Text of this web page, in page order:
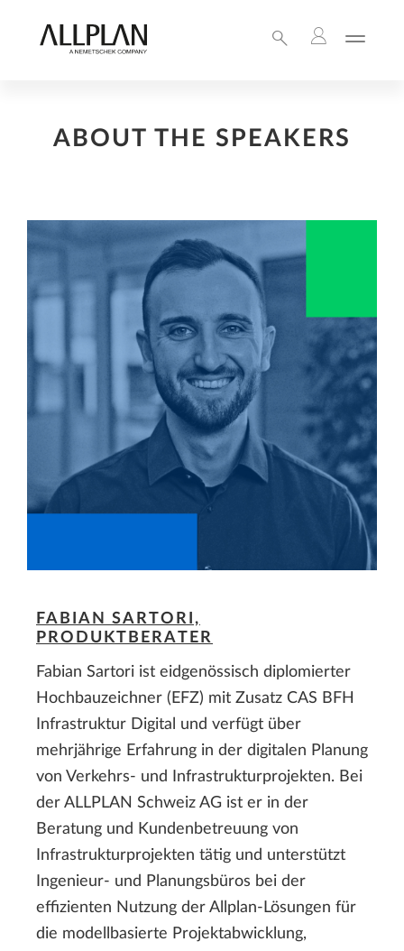
ABOUT THE SPEAKERS
FABIAN SARTORI,
PRODUKTBERATER
Fabian Sartori ist eidgenössisch diplomierter
Hochbauzeichner (EFZ) mit Zusatz CAS BFH
Infrastruktur Digital und verfügt über
mehrjährige Erfahrung in der digitalen Planung
von Verkehrs- und Infrastrukturprojekten. Bei
der ALLPLAN Schweiz AG ist er in der
Beratung und Kundenbetreuung von
Infrastrukturprojekten tätig und unterstützt
Ingenieur- und Planungsbüros bei der
effizienten Nutzung der Allplan-Lösungen für
die modellbasierte Projektabwicklung,